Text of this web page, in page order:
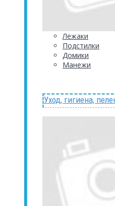
Лежаки
Подстилки
Домики
Манежи
Уход, гигиена,